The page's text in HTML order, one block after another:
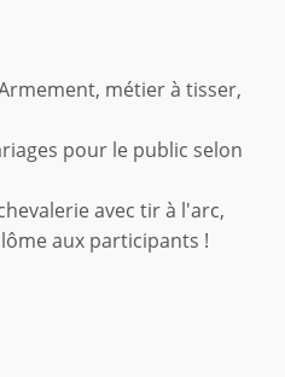
métier à tisser,
pour le public selon
avec tir à l'arc,
aux participants !